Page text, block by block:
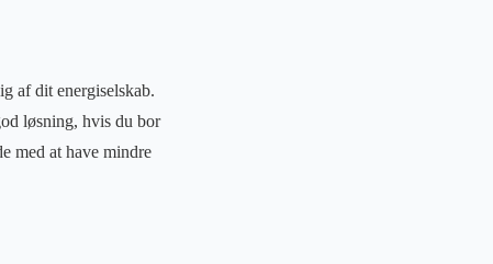
af dit energiselskab.
løsning, hvis du bor
med at have mindre